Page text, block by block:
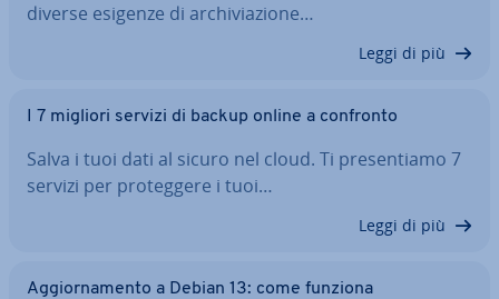
diverse esigenze di ar­chi­via­zio­ne…
Leggi di più
I 7 migliori servizi di backup online a confronto
Salva i tuoi dati al sicuro nel cloud. Ti pre­sen­tia­mo 7
servizi per pro­teg­ge­re i tuoi…
Leggi di più
Ag­gior­na­men­to a Debian 13: come funziona